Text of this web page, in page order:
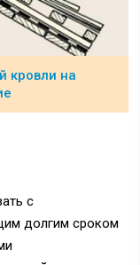
кровли на
с
долгим сроком